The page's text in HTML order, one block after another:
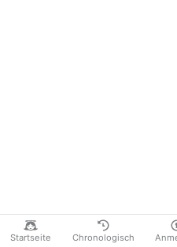
Startseite Chronologisch